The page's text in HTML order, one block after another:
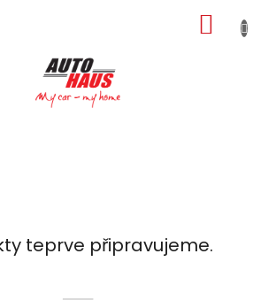
KOŠÍK
teprve připravujeme.